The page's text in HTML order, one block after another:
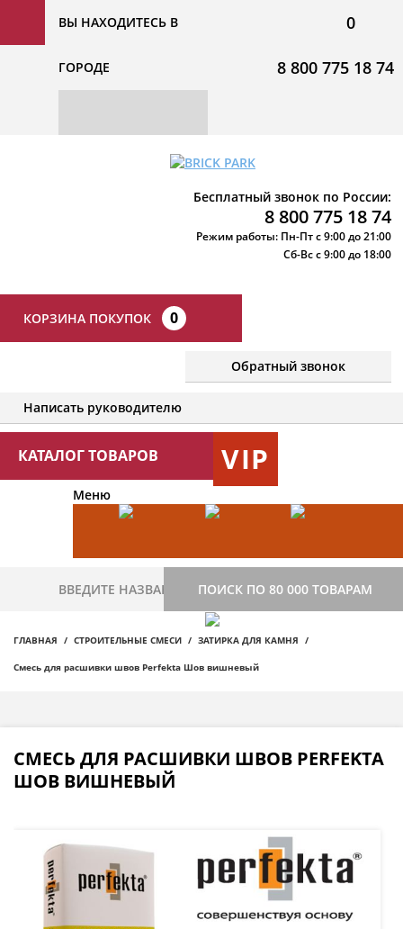
ВЫ НАХОДИТЕСЬ В
ГОРОДЕ
0
8 800 775 18 74
Бесплатный звонок по России:
8 800 775 18 74
Режим работы: Пн-Пт с 9:00 до 21:00
Сб-Вс с 9:00 до 18:00
КОРЗИНА ПОКУПОК 0
Обратный звонок
Написать руководителю
КАТАЛОГ ТОВАРОВ VIP
Меню
ПОИСК ПО 80 000 ТОВАРАМ
ГЛАВНАЯ СТРОИТЕЛЬНЫЕ СМЕСИ ЗАТИРКА ДЛЯ КАМНЯ
Смесь для расшивки швов Perfekta Шов вишневый
СМЕСЬ ДЛЯ РАСШИВКИ ШВОВ PERFEKTA
ШОВ ВИШНЕВЫЙ